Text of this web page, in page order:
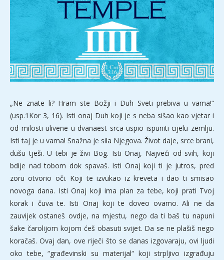
„Ne znate li? Hram ste Božji i Duh Sveti prebiva u vama!“
(usp.1Kor 3, 16). Isti onaj Duh koji je s neba sišao kao vjetar i
od milosti ulivene u dvanaest srca uspio ispuniti cijelu zemlju.
Isti taj je u vama! Snažna je sila Njegova. Život daje, srce brani,
dušu tješi. U tebi je živi Bog. Isti Onaj, Najveći od svih, koji
bdije nad tobom dok spavaš. Isti Onaj koji ti je jutros, pred
zoru otvorio oči. Koji te izvukao iz kreveta i dao ti smisao
novoga dana. Isti Onaj koji ima plan za tebe, koji prati Tvoj
korak i čuva te. Isti Onaj koji te doveo ovamo. Ali ne da
zauvijek ostaneš ovdje, na mjestu, nego da ti baš tu napuni
šake čarolijom kojom ćeš obasuti svijet. Da se ne plašiš nego
koračaš. Ovaj dan, ove riječi što se danas izgovaraju, ovi ljudi
oko tebe, “građevinski su materijal“ koji strpljivo izgrađuju